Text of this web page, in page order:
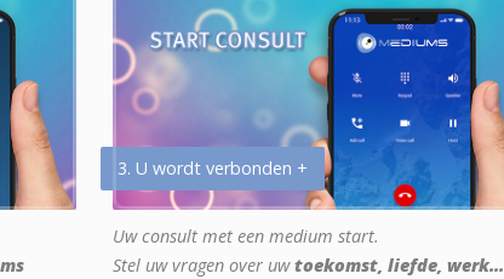
3. U wordt verbonden +
Uw consult met een medium start.
Stel uw vragen over uwtoekomst, liefde, werk...